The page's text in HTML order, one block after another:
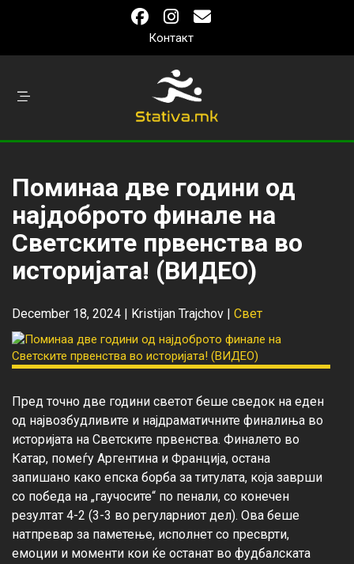
Контакт
Поминаа две години од
најдоброто финале на
Светските првенства во
историјата! (ВИДЕО)
December 18, 2024 | Kristijan Trajchov | Свет
Пред точно две години светот беше сведок на еден
од највозбудливите и најдраматичните финалиња во
историјата на Светските првенства. Финалето во
Катар, помеѓу Аргентина и Франција, остана
запишано како епска борба за титулата, која заврши
со победа на „гаучосите“ по пенали, со конечен
резултат 4-2 (3-3 во регуларниот дел). Ова беше
натпревар за паметење, исполнет со пресврти,
емоции и моменти кои ќе останат во фудбалската